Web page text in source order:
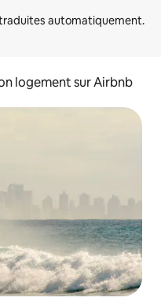
logement sur Airbnb